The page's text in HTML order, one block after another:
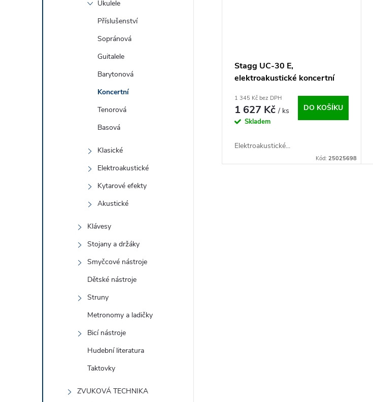
Ukulele
Příslušenství
Sopránová
Guitalele
Barytonová
Koncertní
Tenorová
Basová
Klasické
Elektroakustické
Kytarové efekty
Akustické
Klávesy
Stojany a držáky
Smyčcové nástroje
Dětské nástroje
Struny
Metronomy a ladičky
Bicí nástroje
Hudební literatura
Taktovky
ZVUKOVÁ TECHNIKA
Stagg UC-30 E,
elektroakustické koncertní
1 345 Kč bez DPH
1 627 Kč/ ks
Skladem
DO KOŠÍKU
Elektroakustické...
Kód:25025698